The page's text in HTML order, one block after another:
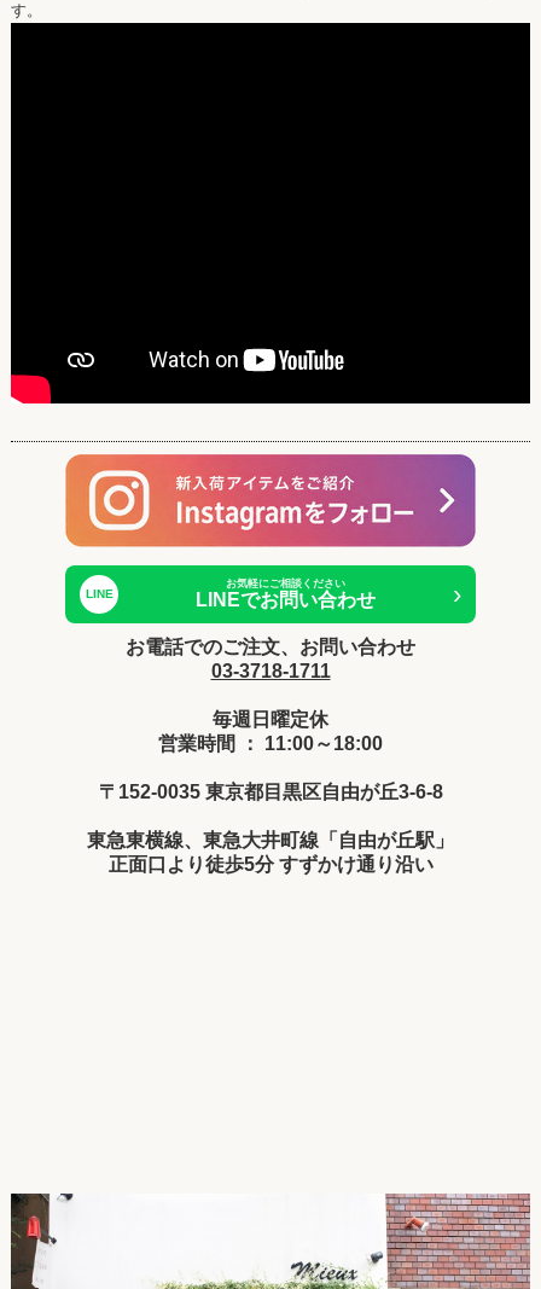
す。
LINE
お気軽にご相談ください
LINEでお問い合わせ ›
お電話でのご注文、お問い合わせ
03-3718-1711
毎週日曜定休
営業時間 ： 11:00～18:00
〒152-0035 東京都目黒区自由が丘3-6-8
東急東横線、東急大井町線「自由が丘駅」
正面口より徒歩5分 すずかけ通り沿い